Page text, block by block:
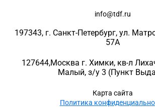
info@tdf.ru
197343, г. Санкт-Петербург, ул.
57A
127644,Москва г. Химки, кв-л
Малый, з/у 3 (Пункт
Карта сайта
Политика